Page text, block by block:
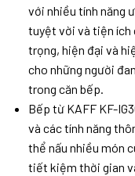
với nhiều tính năng
tuyệt vời và tiện ích
trọng, hiện đại và
cho những người
trong căn bếp.
Bếp từ KAFF KF-
và các tính năng
thể nấu nhiều món
tiết kiệm thời gian